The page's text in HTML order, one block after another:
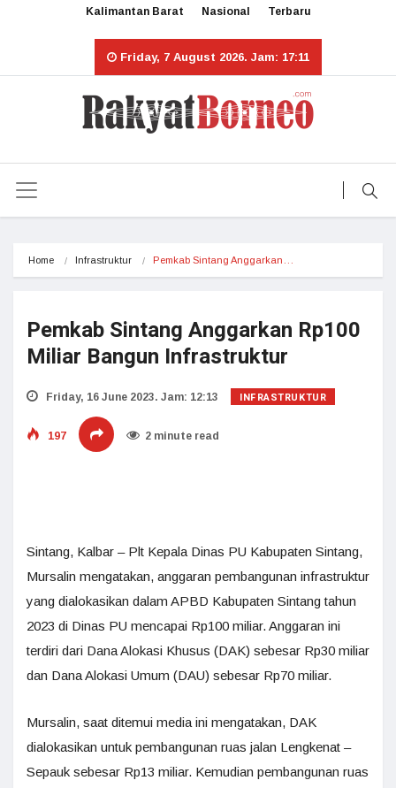
Kalimantan Barat Nasional Terbaru
Friday, 7 August 2026. Jam: 17:11
Home Infrastruktur Pemkab Sintang Anggarkan…
Pemkab Sintang Anggarkan Rp100
Miliar Bangun Infrastruktur
Friday, 16 June 2023. Jam: 12:13 INFRASTRUKTUR
197 2 minute read
Sintang, Kalbar – Plt Kepala Dinas PU Kabupaten Sintang,
Mursalin mengatakan, anggaran pembangunan infrastruktur
yang dialokasikan dalam APBD Kabupaten Sintang tahun
2023 di Dinas PU mencapai Rp100 miliar. Anggaran ini
terdiri dari Dana Alokasi Khusus (DAK) sebesar Rp30 miliar
dan Dana Alokasi Umum (DAU) sebesar Rp70 miliar.
Mursalin, saat ditemui media ini mengatakan, DAK
dialokasikan untuk pembangunan ruas jalan Lengkenat –
Sepauk sebesar Rp13 miliar. Kemudian pembangunan ruas